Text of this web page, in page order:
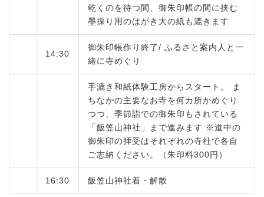
乾くのを待つ間、御朱印帳の間に挟む
墨採り用のはがき大の紙も漉きます
14:30
御朱印帳作り終了/ ふるさと案内人と一
緒に寺めぐり
手漉き和紙体験工房からスタート。 ま
ちなかの主要なお寺を何カ所かめぐり
つつ、季節詣での御朱印もされている
「飯笠山神社」まで進みます ※道中の
御朱印の拝受はそれぞれの寺社で各自
ご志納ください。（朱印料300円）
16:30 飯笠山神社着・解散